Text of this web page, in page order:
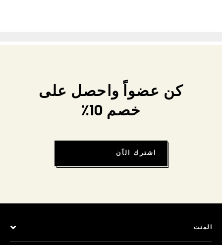
كن عضواً واحصل على
خصم 10٪
اشترك الآن
المنت